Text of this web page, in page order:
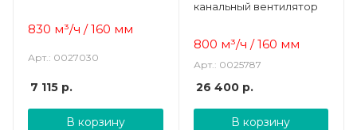
830 м³/ч / 160 мм
Арт.: 0027030
7 115 р.
В корзину
канальный вентилятор
800 м³/ч / 160 мм
Арт.: 0025787
26 400р.
В корзину